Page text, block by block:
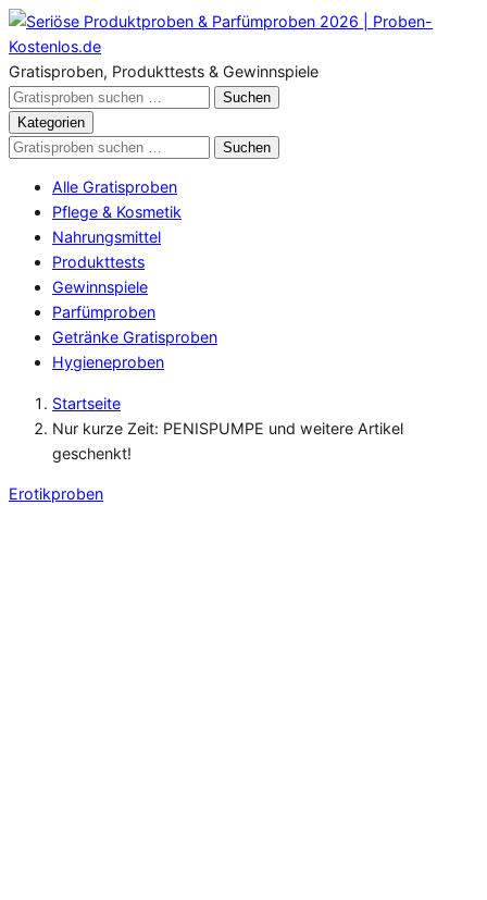
Zum
Inhalt
springen
Gratisproben, Produkttests & Gewinnspiele
Gratisproben
durchsuchen
Suchen
Kategorien
Gratisproben
Suchen
Alle Gratisproben
Pflege & Kosmetik
Nahrungsmittel
Produkttests
Gewinnspiele
Parfümproben
Getränke Gratisproben
Hygieneproben
Startseite
Nur kurze Zeit: PENISPUMPE und weitere Artikel
geschenkt!
Erotikproben